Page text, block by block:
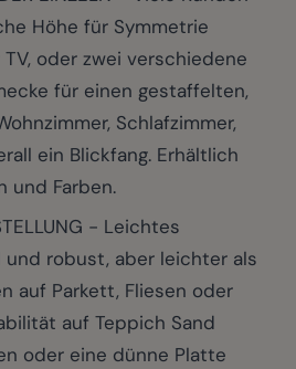
Höhe für Symmetrie
oder zwei verschiedene
für einen gestaffelten,
Schlafzimmer,
ein Blickfang. Erhältlich
und Farben.
- Leichtes
und robust, aber leichter als
auf Parkett, Fliesen oder
auf Teppich Sand
oder eine dünne Platte